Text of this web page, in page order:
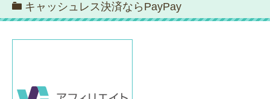
キャッシュレス決済ならPayPay